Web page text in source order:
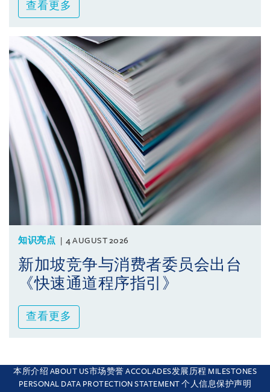
查看更多
知识亮点 4 AUGUST 2026
新加坡竞争与消费者委员会出台
《快速通道程序指引》
查看更多
本所介绍 ABOUT US市场赞誉 ACCOLADES发展历程 MILESTONES
PERSONAL DATA PROTECTION STATEMENT 个人信息保护声明
This site uses cookies and by using the site you are consenting